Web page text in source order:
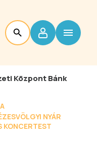
Központ Bánk
NYÁR
KONCERTEST